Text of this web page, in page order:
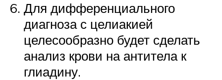
Для дифференциального
диагноза с целиакией
целесообразно будет сделать
анализ крови на антитела к
глиадину.